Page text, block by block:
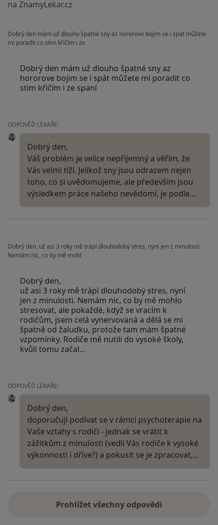
na ZnamyLekar.cz
Dobrý den mám už dlouho špatné sny az hororove bojim se i spát můžete
mi poradit co stim křičím i ze
Dobrý den mám už dlouho špatné sny az
hororove bojim se i spát můžete mi poradit co
stim křičím i ze spaní
ODPOVĚĎ LÉKAŘE:
Dobrý den,
Váš problém je velice nepříjemný a věřím, že
Vás velmi tíží. Jelikož sny jsou odrazem nejen
toho, co si uvědomujeme, ale především jsou
výsledkem práce našeho nevědomí, je podle…
Dobrý den, už asi 3 roky mě trápí dlouhodobý stres, nyní jen z minulosti.
Nemám nic, co by mě mohl
Dobrý den,
už asi 3 roky mě trápí dlouhodobý stres, nyní
jen z minulosti. Nemám nic, co by mě mohlo
stresovat, ale pokaždé, když se vracím k
rodičům, jsem celá vynervovaná a dělá se mi
špatně od žaludku, protože tam mám špatné
vzpomínky. Rodiče mě nutili do vysoké školy,
kvůli tomu začal…
ODPOVĚĎ LÉKAŘE:
Dobrý den,
doporučuji podívat se v rámci psychoterapie na
Vaše vztahy s rodiči - jednak se vrátit k
zážitkům z minulosti (vedli Vás rodiče k vysoké
výkonnosti i dříve?) a pokusit se je zpracovat,…
Prohlížet všechny odpovědi